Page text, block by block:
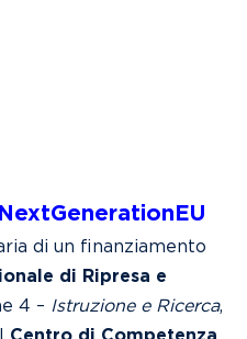
di un finanziamento
di Ripresa e
4 – Istruzione e Ricerca,